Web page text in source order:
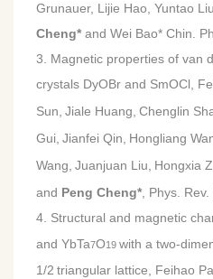
Grunauer, Lijie Hao, Yuntao
Cheng* and Wei Bao* Chin.
3. Magnetic properties of van
crystals DyOBr and SmOCl
Sun, Jiale Huang, Chenglin
Gui, Jianfei Qin, Hongliang
Wang, Juanjuan Liu, Hongxia
and Peng Cheng* , Phys.
4. Structural and magnetic
and YbTa7O19with a two-
1/2 triangular lattice, Feihao